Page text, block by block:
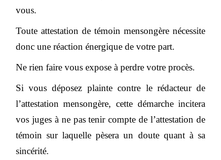
vous.
Toute attestation de témoin mensongère nécessite
donc une réaction énergique de votre part.
Ne rien faire vous expose à perdre votre procès.
Si vous déposez plainte contre le rédacteur de
l’attestation mensongère, cette démarche incitera
vos juges à ne pas tenir compte de l’attestation de
témoin sur laquelle pèsera un doute quant à sa
sincérité.